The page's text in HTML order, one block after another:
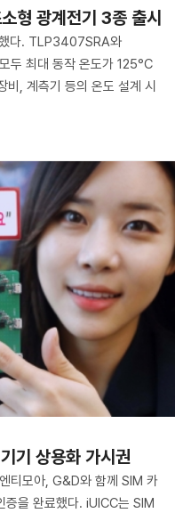
형 광계전기 3종 출시
다. TLP3407SRA와
최대 동작 온도가 125°C
, 계측기 등의 온도 설계 시
기 상용화 가시권
티모아, G&D와 함께 SIM 카
을 완료했다. iUICC는 SIM